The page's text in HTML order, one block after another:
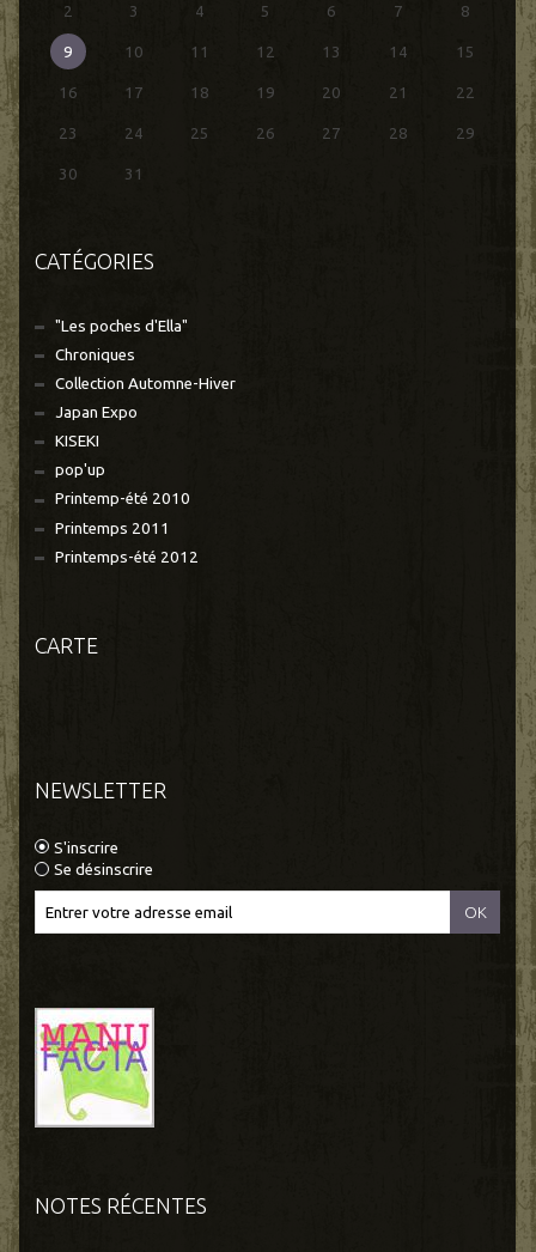
2 3 4 5 6 7 8
9 10 11 12 13 14 15
16 17 18 19 20 21 22
23 24 25 26 27 28 29
30 31
CATÉGORIES
"Les poches d'Ella"
Chroniques
Collection Automne-Hiver
Japan Expo
KISEKI
pop'up
Printemp-été 2010
Printemps 2011
Printemps-été 2012
CARTE
NEWSLETTER
S'inscrire
Se désinscrire
NOTES RÉCENTES